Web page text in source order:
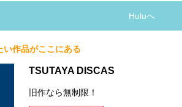
Huluへ
作品がここにある
TSUTAYA DISCAS
旧作なら無制限！